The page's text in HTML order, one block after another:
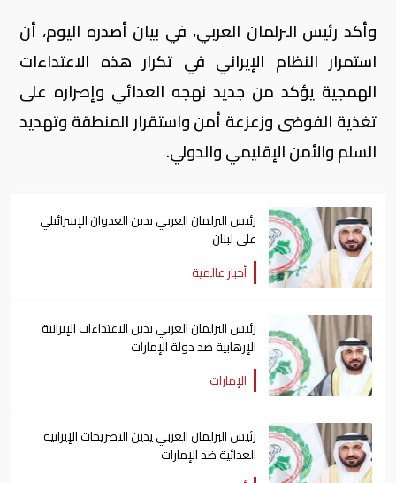
وأكد رئيس البرلمان العربي، في بيان أصدره اليوم، أن
استمرار النظام الإيراني في تكرار هذه الاعتداءات
الهمجية يؤكد من جديد نهجه العدائي وإصراره على
تغذية الفوضى وزعزعة أمن واستقرار المنطقة وتهديد
السلم والأمن الإقليمي والدولي.
رئيس البرلمان العربي يدين العدوان الإسرائيلي
على لبنان
أخبار عالمية
رئيس البرلمان العربي يدين الاعتداءات الإيرانية
الإرهابية ضد دولة الإمارات
الإمارات
رئيس البرلمان العربي يدين التصريحات الإيرانية
العدائية ضد الإمارات